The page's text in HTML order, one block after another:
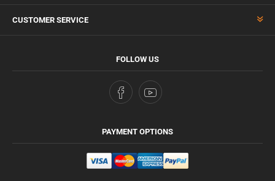
CUSTOMER SERVICE
FOLLOW US
PAYMENT OPTIONS